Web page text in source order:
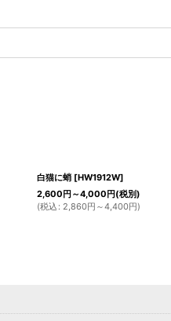
白猫に蛸 [HW1912W]
2,600 円 ～4,000 円 (税別)
(税込 : 2,860円 ～4,400円)